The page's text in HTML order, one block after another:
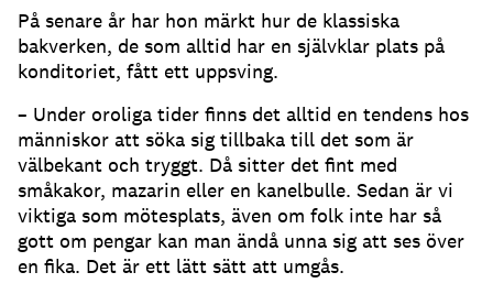
På senare år har hon märkt hur de klassiska
bakverken, de som alltid har en självklar plats på
konditoriet, fått ett uppsving.
– Under oroliga tider finns det alltid en tendens hos
människor att söka sig tillbaka till det som är
välbekant och tryggt. Då sitter det fint med
småkakor, mazarin eller en kanelbulle. Sedan är vi
viktiga som mötesplats, även om folk inte har så
gott om pengar kan man ändå unna sig att ses över
en fika. Det är ett lätt sätt att umgås.